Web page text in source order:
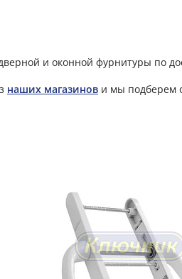
и оконной фурнитуры по
наших магазинов и мы подберем